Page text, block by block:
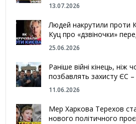
13.07.2026
Людей накрутили проти
Куц про «дзвіночки»
25.06.2026
Раніше війні кінець, ніж
позбавлять захисту ЄС –
11.06.2026
Мер Харкова Терехов
нового політичного